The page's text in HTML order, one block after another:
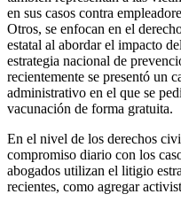
en sus casos contra
Otros, se enfocan en el
estatal al abordar el impacto
estrategia nacional de
recientemente se presentó un
administrativo en el que se
vacunación de forma gratuita.
En el nivel de los derechos
compromiso diario con los
abogados utilizan el litigio
recientes, como agregar